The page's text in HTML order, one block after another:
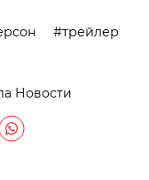
трейлер
Новости